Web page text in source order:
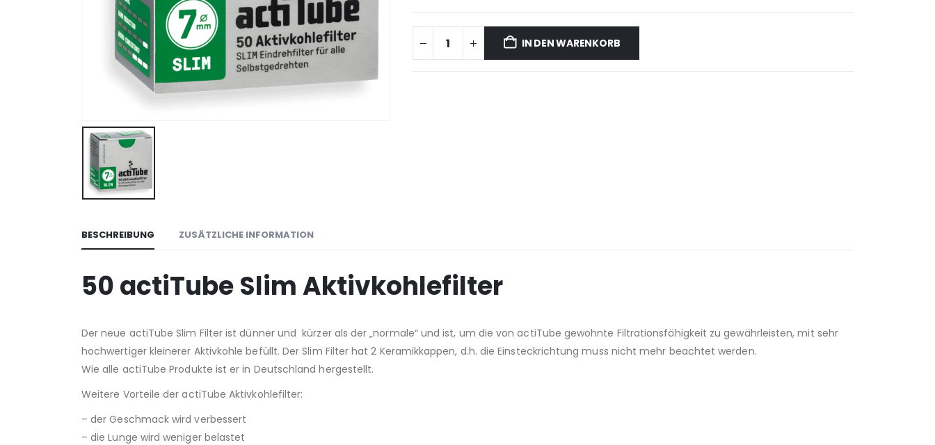
IN DEN WARENKORB
BESCHREIBUNG ZUSÄTZLICHE INFORMATION
50 actiTube Slim Aktivkohlefilter
Der neue actiTube Slim Filter ist dünner und kürzer als der „normale“ und ist, um die von actiTube gewohnte Filtrationsfähigkeit zu gewährleisten, mit sehr
hochwertiger kleinerer Aktivkohle befüllt. Der Slim Filter hat 2 Keramikkappen, d.h. die Einsteckrichtung muss nicht mehr beachtet werden.
Wie alle actiTube Produkte ist er in Deutschland hergestellt.
Weitere Vorteile der actiTube Aktivkohlefilter:
– der Geschmack wird verbessert
– die Lunge wird weniger belastet